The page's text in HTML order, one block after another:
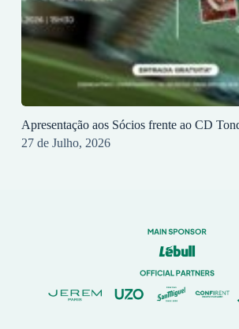
Apresentação aos Sócios frente ao CD
27 de Julho, 2026